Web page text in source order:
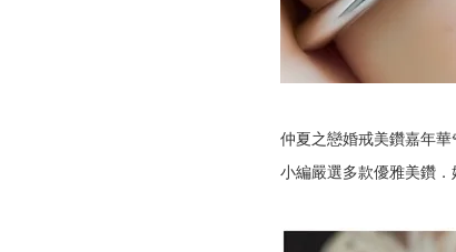
仲夏之戀婚戒美鑽嘉年
小編嚴選多款優雅美鑽．